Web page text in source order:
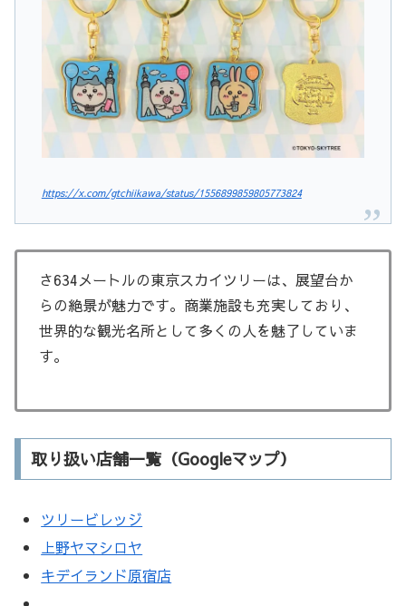
https://x.com/gtchiikawa/status/1556899859805773824
さ634メートルの東京スカイツリーは、展望台か
らの絶景が魅力です。商業施設も充実しており、
世界的な観光名所として多くの人を魅了していま
す。
取り扱い店舗一覧（Googleマップ）
ツリービレッジ
上野ヤマシロヤ
キデイランド原宿店